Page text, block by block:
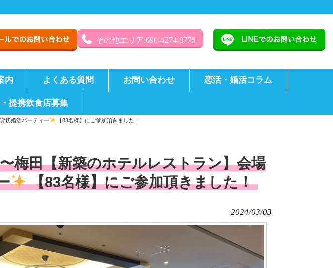
その他エリア:090-4274-8776
内 よくある質問 お問い合わせ 恋活・婚活コラム
提携飲食店募集
切婚活パーティー 【83名様】にご参加頂きました！
梅田【新築のホテルレストラン】会場
【83名様】にご参加頂きました！
2024/03/03